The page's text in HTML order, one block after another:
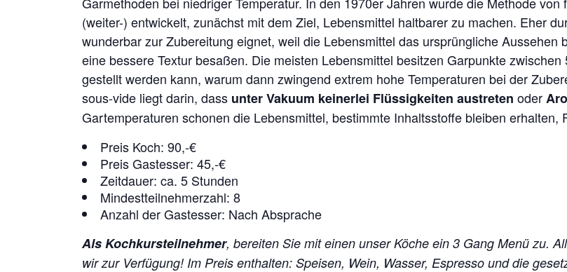
(weiter-) entwickelt, zunächst mit dem Ziel, Lebensmittel haltbarer zu machen. Eher
wunderbar zur Zubereitung eignet, weil die Lebensmittel das ursprüngliche
eine bessere Textur besaßen. Die meisten Lebensmittel besitzen Garpunkte
gestellt werden kann, warum dann zwingend extrem hohe Temperaturen bei der
sous-vide liegt darin, dass unter Vakuum keinerlei Flüssigkeiten austreten oder
Gartemperaturen schonen die Lebensmittel, bestimmte Inhaltsstoffe bleiben erhalten,
Preis Koch: 90,-€
Preis Gastesser: 45,-€
Zeitdauer: ca. 5 Stunden
Mindestteilnehmerzahl: 8
Anzahl der Gastesser: Nach Absprache
Als Kochkursteilnehmer, bereiten Sie mit einen unser Köche ein 3 Gang Menü zu.
wir zur Verfügung! Im Preis enthalten: Speisen, Wein, Wasser, Espresso und die